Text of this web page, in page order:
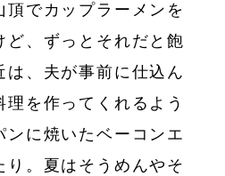
頂でカップラーメンを
ど、ずっとそれだと飽
は、夫が事前に仕込ん
を作ってくれるよう
ンに焼いたベーコンエ
り。夏はそうめんやそ